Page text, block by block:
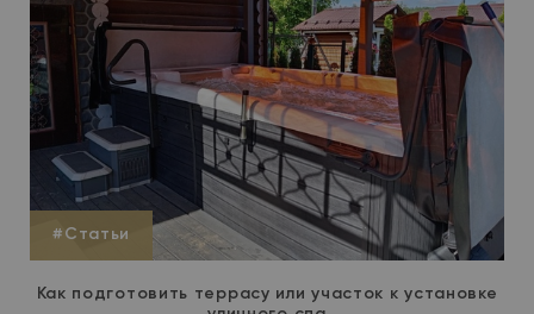
#Статьи
Как подготовить террасу или участок к установке